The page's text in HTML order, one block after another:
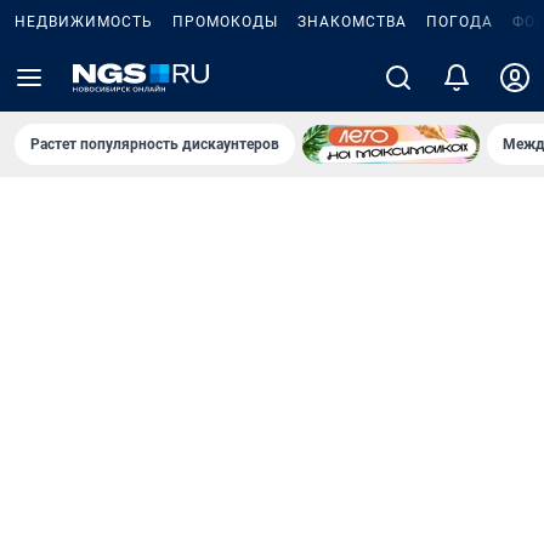
НЕДВИЖИМОСТЬ ПРОМОКОДЫ ЗНАКОМСТВА ПОГОДА
Растет популярность дискаунтеров